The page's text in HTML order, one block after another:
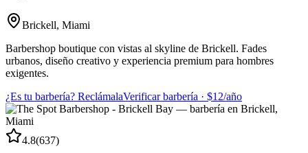
Brickell, Miami
Barbershop boutique con vistas al skyline de Brickell. Fades
urbanos, diseño creativo y experiencia premium para hombres
exigentes.
¿Es tu barbería? ReclámalaVerificar barbería · $12/año
4.8(637)